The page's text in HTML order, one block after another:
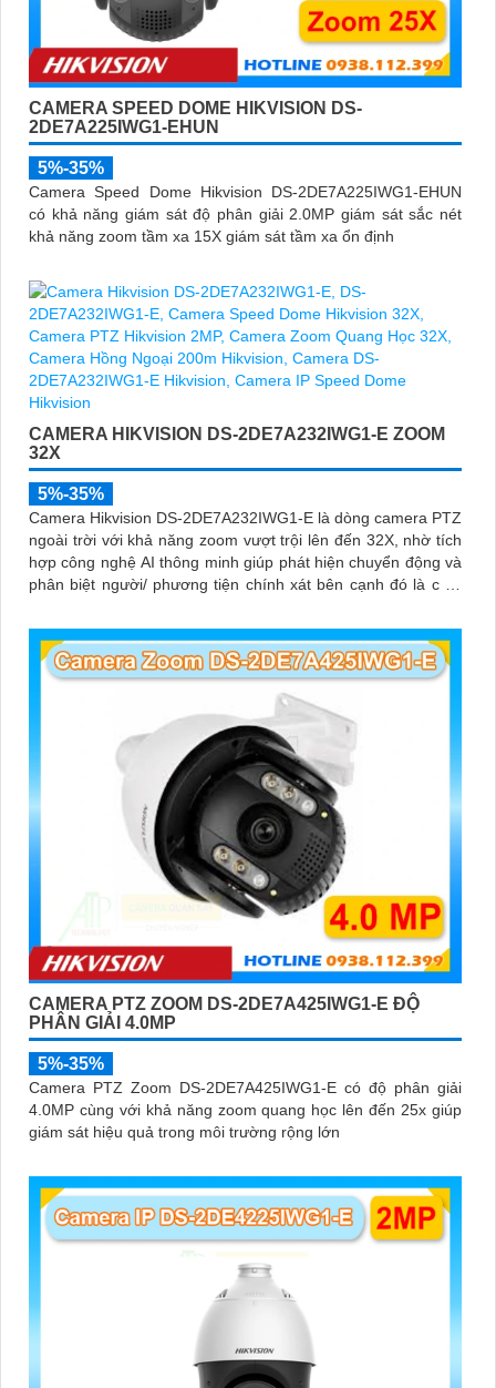
CAMERA SPEED DOME HIKVISION DS-
2DE7A225IWG1-EHUN
5%-35%
Camera Speed Dome Hikvision DS-2DE7A225IWG1-EHUN
có khả năng giám sát độ phân giải 2.0MP giám sát sắc nét
khả năng zoom tầm xa 15X giám sát tầm xa ổn định
CAMERA HIKVISION DS-2DE7A232IWG1-E ZOOM
32X
5%-35%
Camera Hikvision DS-2DE7A232IWG1-E là dòng camera PTZ
ngoài trời với khả năng zoom vượt trội lên đến 32X, nhờ tích
hợp công nghệ AI thông minh giúp phát hiện chuyển động và
phân biệt người/ phương tiện chính xát bên cạnh đó là c và
thanh
CAMERA PTZ ZOOM DS-2DE7A425IWG1-E ĐỘ
PHÂN GIẢI 4.0MP
5%-35%
Camera PTZ Zoom DS-2DE7A425IWG1-E có độ phân giải
4.0MP cùng với khả năng zoom quang học lên đến 25x giúp
giám sát hiệu quả trong môi trường rộng lớn